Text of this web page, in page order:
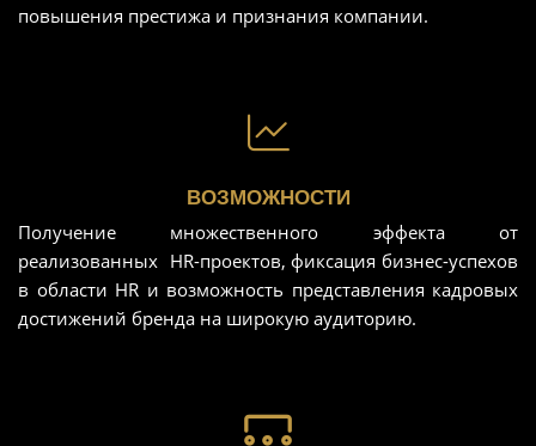
повышения престижа и признания компании.
ВОЗМОЖНОСТИ
Получение множественного эффекта от
реализованных HR-проектов, фиксация бизнес-успеxов
в области HR и возможность представления кадровых
достижений бренда на широкую аудиторию.